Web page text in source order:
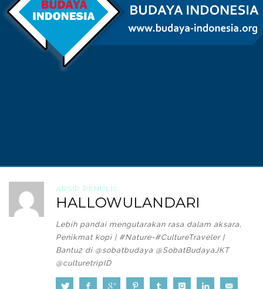
ARSIP PENULIS
HALLOWULANDARI
Lebih pandai mengutarakan rasa dalam aksara,
Penikmat kopi | #Nature-#CultureTraveler |
Bantu2 di @sobatbudaya @SobatBudayaJKT
@culturetripID